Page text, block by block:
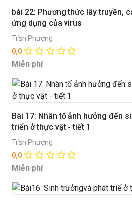
bài 22: Phương thức lây truyền,
ứng dụng của virus
Trần Phương
0,0
Miễn phí
Bài 17: Nhân tố ảnh hưởng đến
triển ở thực vật - tiết 1
Trần Phương
0,0
Miễn phí